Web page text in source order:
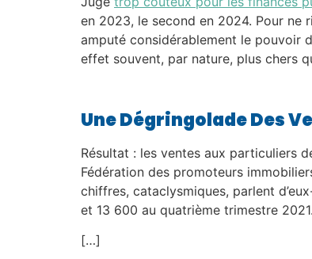
en 2023, le second en 2024. Pour ne
amputé considérablement le pouvoir
effet souvent, par nature, plus chers
Une Dégringolade Des
Résultat : les ventes aux particuliers
Fédération des promoteurs
chiffres, cataclysmiques, parlent
et 13 600 au quatrième trimestre
[…]